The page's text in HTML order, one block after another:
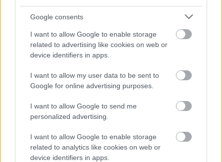
Google consents
I want to allow Google to enable storage
related to advertising like cookies on web or
device identifiers in apps.
I want to allow my user data to be sent to
Google for online advertising purposes.
I want to allow Google to send me
personalized advertising.
I want to allow Google to enable storage
related to analytics like cookies on web or
device identifiers in apps.
CHALUPA
Na Morave prerobila
starú chalupu na
nepoznanie: Keď
S motorovou pílou sa
dokáže aj podpísať.